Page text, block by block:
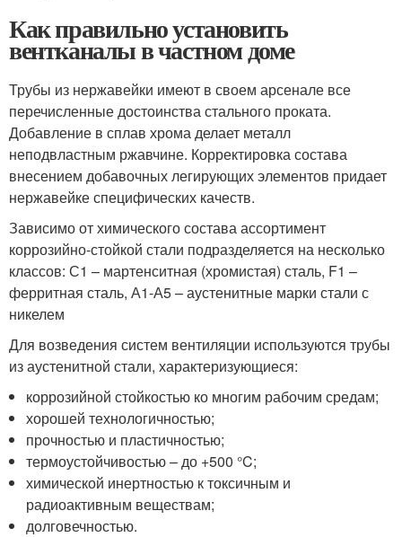
Как правильно установить
вентканалы в частном доме
Трубы из нержавейки имеют в своем арсенале все
перечисленные достоинства стального проката.
Добавление в сплав хрома делает металл
неподвластным ржавчине. Корректировка состава
внесением добавочных легирующих элементов придает
нержавейке специфических качеств.
Зависимо от химического состава ассортимент
коррозийно-стойкой стали подразделяется на несколько
классов: С1 – мартенситная (хромистая) сталь, F1 –
ферритная сталь, А1-А5 – аустенитные марки стали с
никелем
Для возведения систем вентиляции используются трубы
из аустенитной стали, характеризующиеся:
коррозийной стойкостью ко многим рабочим средам;
хорошей технологичностью;
прочностью и пластичностью;
термоустойчивостью – до +500 °C;
химической инертностью к токсичным и
радиоактивным веществам;
долговечностью.